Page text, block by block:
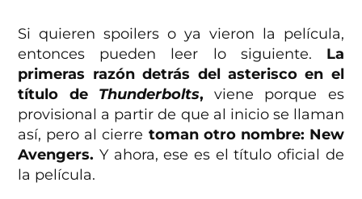
Si quieren spoilers o ya vieron la película,
entonces pueden leer lo siguiente. La
primeras razón detrás del asterisco en el
título de Thunderbolts, viene porque es
provisional a partir de que al inicio se llaman
así, pero al cierre toman otro nombre: New
Avengers.Y ahora, ese es el título oficial de
la película.